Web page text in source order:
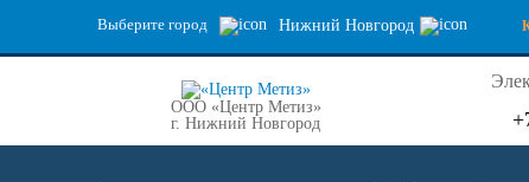
Выберите город Нижний Новгород
ООО «Центр Метиз»
г. Нижний Новгород